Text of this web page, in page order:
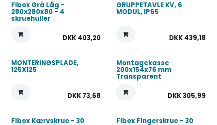
Fibox Grå Låg -
280x280x80 - 4
skruehuller
DKK 403,20
GRUPPETAVLE KV, 6
MODUL, IP65
DKK 439,18
MONTERINGSPLADE,
125X125
DKK 73,68
Montagekasse
200x154x76 mm
Transparent
DKK305,99
Fibox Kærvskrue - 30 Fibox Fingerskrue - 30